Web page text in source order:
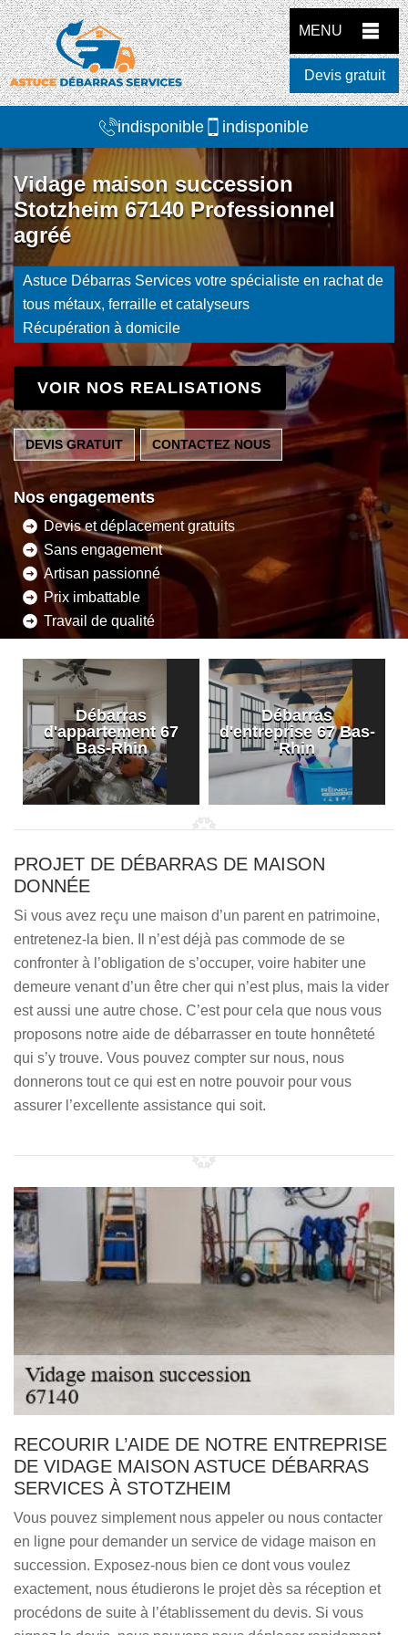
MENU
Devis gratuit
indisponible indisponible
Vidage maison succession
Stotzheim 67140 Professionnel
agréé
Astuce Débarras Services votre spécialiste en rachat de
tous métaux, ferraille et catalyseurs
Récupération à domicile
VOIR NOS REALISATIONS
DEVIS GRATUIT CONTACTEZ NOUS
Nos engagements
Devis et déplacement gratuits
Sans engagement
Artisan passionné
Prix imbattable
Travail de qualité
Débarras
d'appartement 67
Bas-Rhin
Débarras
d'entreprise 67 Bas-
Rhin
PROJET DE DÉBARRAS DE MAISON
DONNÉE
Si vous avez reçu une maison d’un parent en patrimoine,
entretenez-la bien. Il n’est déjà pas commode de se
confronter à l’obligation de s’occuper, voire habiter une
demeure venant d’un être cher qui n’est plus, mais la vider
est aussi une autre chose. C’est pour cela que nous vous
proposons notre aide de débarrasser en toute honnêteté
qui s’y trouve. Vous pouvez compter sur nous, nous
donnerons tout ce qui est en notre pouvoir pour vous
assurer l’excellente assistance qui soit.
RECOURIR L’AIDE DE NOTRE ENTREPRISE
DE VIDAGE MAISON ASTUCE DÉBARRAS
SERVICES À STOTZHEIM
Vous pouvez simplement nous appeler ou nous contacter
en ligne pour demander un service de vidage maison en
succession. Exposez-nous bien ce dont vous voulez
exactement, nous étudierons le projet dès sa réception et
procédons de suite à l’établissement du devis. Si vous